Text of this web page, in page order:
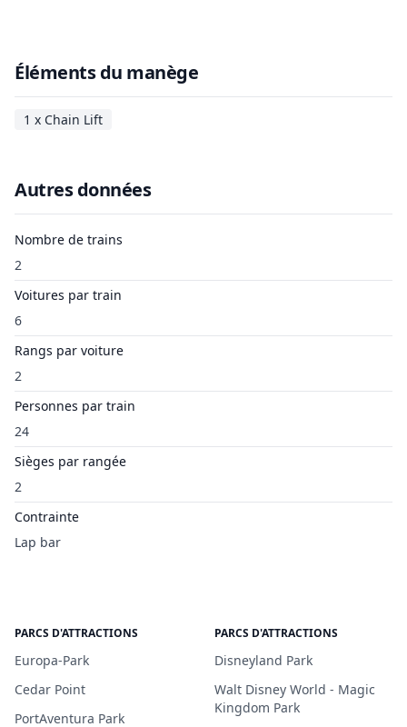
Éléments du manège
1 x Chain Lift
Autres données
Nombre de trains
2
Voitures par train
6
Rangs par voiture
2
Personnes par train
24
Sièges par rangée
2
Contrainte
Lap bar
PARCS D'ATTRACTIONS
Europa-Park
Cedar Point
PortAventura Park
PARCS D'ATTRACTIONS
Disneyland Park
Walt Disney World - Magic
Kingdom Park